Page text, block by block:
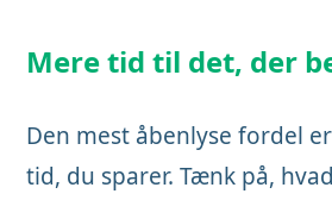
Mere tid til det, der
Den mest åbenlyse fordel
tid, du sparer. Tænk på,